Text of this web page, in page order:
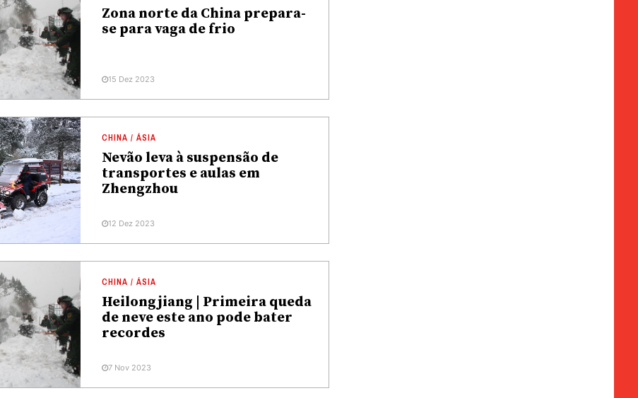
Zona norte da China prepara-
se para vaga de frio
15 Dez 2023
CHINA / ÁSIA
Nevão leva à suspensão de
transportes e aulas em
Zhengzhou
12 Dez 2023
CHINA / ÁSIA
Heilongjiang | Primeira queda
de neve este ano pode bater
recordes
7 Nov 2023